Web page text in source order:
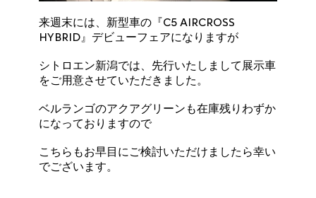
来週末には、新型車の『C5 AIRCROSS
HYBRID』デビューフェアになりますが
シトロエン新潟では、先行いたしまして展示車
をご用意させていただきました。
ベルランゴのアクアグリーンも在庫残りわずか
になっておりますので
こちらもお早目にご検討いただけましたら幸い
でございます。